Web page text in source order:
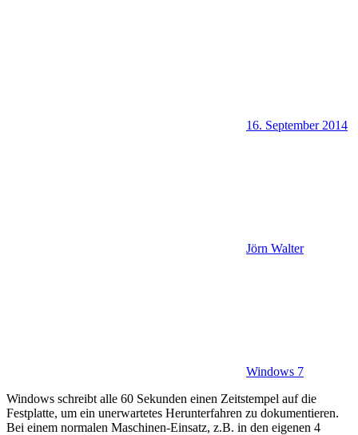
16. September 2014
Jörn Walter
Windows 7
Windows schreibt alle 60 Sekunden einen Zeitstempel auf die
Festplatte, um ein unerwartetes Herunterfahren zu dokumentieren.
Bei einem normalen Maschinen-Einsatz, z.B. in den eigenen 4